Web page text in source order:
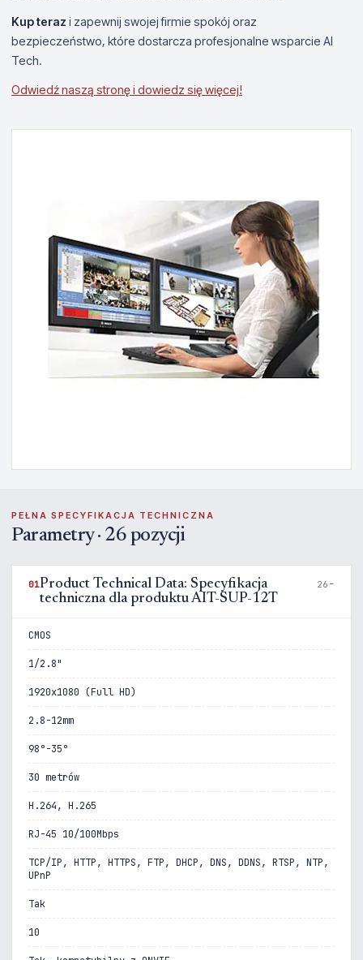
Kup teraz i zapewnij swojej firmie spokój oraz
bezpieczeństwo, które dostarcza profesjonalne wsparcie AI
Tech.
Odwiedź naszą stronę i dowiedz się więcej!
PEŁNA SPECYFIKACJA TECHNICZNA
Parametry · 26 pozycji
01Product Technical Data: Specyfikacja
techniczna dla produktu AIT-SUP-12T
26
CMOS
1/2.8"
1920x1080 (Full HD)
2.8-12mm
98°-35°
30 metrów
H.264, H.265
RJ-45 10/100Mbps
TCP/IP, HTTP, HTTPS, FTP, DHCP, DNS, DDNS, RTSP, NTP,
UPnP
Tak
10